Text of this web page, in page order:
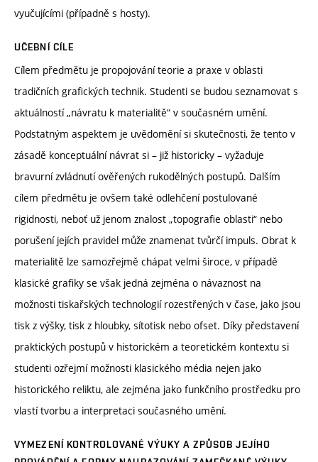
vyučujícími (případně s hosty).
UČEBNÍ CÍLE
Cílem předmětu je propojování teorie a praxe v oblasti
tradičních grafických technik. Studenti se budou seznamovat s
aktuálností „návratu k materialitě“ v současném umění.
Podstatným aspektem je uvědomění si skutečnosti, že tento v
zásadě konceptuální návrat si – již historicky – vyžaduje
bravurní zvládnutí ověřených rukodělných postupů. Dalším
cílem předmětu je ovšem také odlehčení postulované
rigidnosti, neboť už jenom znalost „topografie oblasti“ nebo
porušení jejích pravidel může znamenat tvůrčí impuls. Obrat k
materialitě lze samozřejmě chápat velmi široce, v případě
klasické grafiky se však jedná zejména o návaznost na
možnosti tiskařských technologií rozestřených v čase, jako jsou
tisk z výšky, tisk z hloubky, sítotisk nebo ofset. Díky představení
praktických postupů v historickém a teoretickém kontextu si
studenti ozřejmí možnosti klasického média nejen jako
historického reliktu, ale zejména jako funkčního prostředku pro
vlastí tvorbu a interpretaci současného umění.
VYMEZENÍ KONTROLOVANÉ VÝUKY A ZPŮSOB JEJÍHO